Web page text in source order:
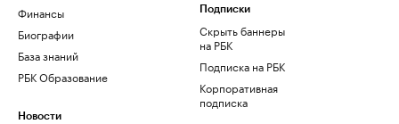
Финансы
Биографии
База знаний
РБК Образование
Новости
Подписки
Скрыть баннеры
на РБК
Подписка на РБК
Корпоративная
подписка